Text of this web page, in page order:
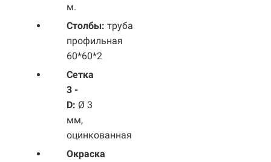
м.
Столбы: труба
профильная
60*60*2
Сетка
3 -
D: Ø 3
мм,
оцинкованная
Окраска